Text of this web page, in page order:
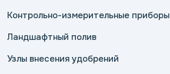
Контрольно-измерительные приборы
Ландшафтный полив
Узлы внесения удобрений